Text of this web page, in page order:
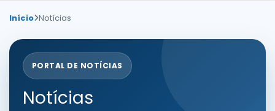
Início Notícias
PORTAL DE NOTÍCIAS
Notícias